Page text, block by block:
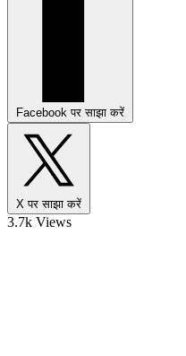
Facebook पर साझा करें
X पर साझा करें
3.7k Views